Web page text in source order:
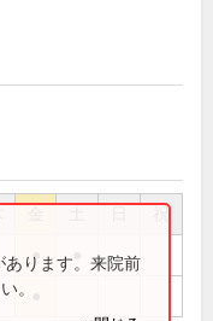
祝
●
あります。来院前
。